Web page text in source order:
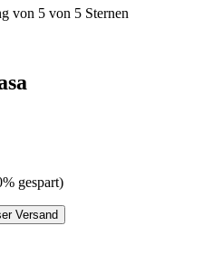
von 5 von 5 Sternen
gespart)
Versand